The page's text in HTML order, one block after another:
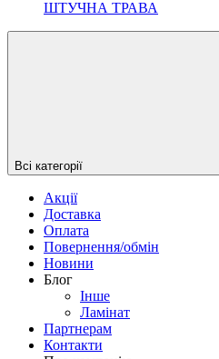
ШТУЧНА ТРАВА
Всі категорії
Акції
Доставка
Оплата
Повернення/обмін
Новини
Блог
Iнше
Ламінат
Партнерам
Контакти